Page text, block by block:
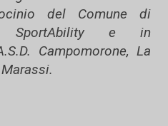
del Comune di
SportAbility e in
Campomorone, La